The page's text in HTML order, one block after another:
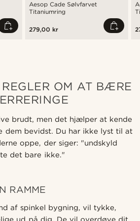
Aesop Cade Sølvfarvet
Titaniumring
279,00 kr
OM AT BÆRE
brudt, men det hjælper at kende
dem bevidst. Du har ikke lyst til at
oppe, der siger: "undskyld
det bare ikke."
RAMME
af spinkel bygning, vil tykke,